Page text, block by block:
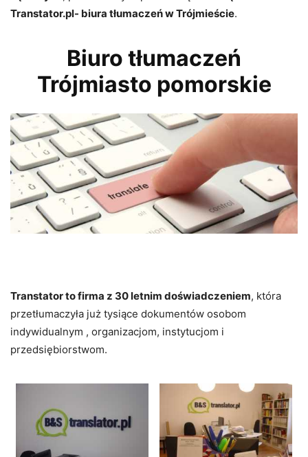
Transtator.pl- biura tłumaczeń w Trójmieście.
Biuro tłumaczeń
Trójmiasto pomorskie
Transtator to firma z 30 letnim doświadczeniem, która
przetłumaczyła już tysiące dokumentów osobom
indywidualnym , organizacjom, instytucjom i
przedsiębiorstwom.